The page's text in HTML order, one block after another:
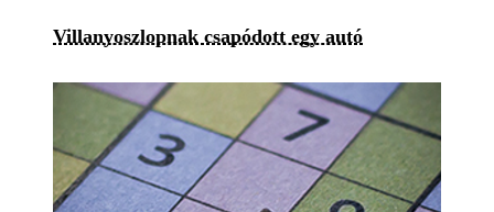
Villanyoszlopnak csapódott egy autó